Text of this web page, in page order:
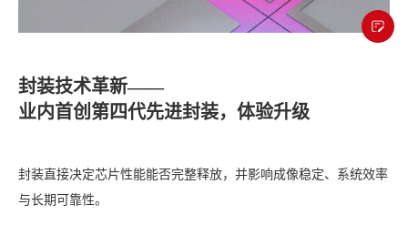
封装技术革新——
业内首创第四代先进封装，体验升级
封装直接决定芯片性能能否完整释放，并影响成像稳定、系统效率
与长期可靠性。